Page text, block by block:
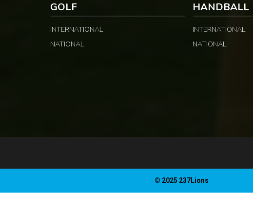
GOLF
INTERNATIONAL
NATIONAL
HANDBALL
INTERNATIONAL
NATIONAL
© 2025 237Lions